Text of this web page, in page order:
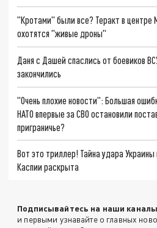
"Кротами" были все? Теракт в центре
охотятся "живые дроны"
Даня с Дашей спаслись от боевиков
закончились
"Очень плохие новости": Большая
НАТО впервые за СВО остановили
приграничье?
Вот это триллер! Тайна удара Украины
Каспии раскрыта
Подписывайтесь на наши каналы
и первыми узнавайте о главных